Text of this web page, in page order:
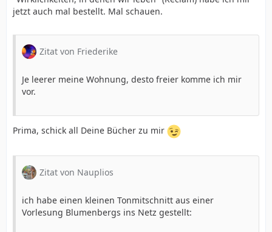
jetzt auch mal bestellt. Mal schauen.
Zitat von Friederike
Je leerer meine Wohnung, desto freier komme ich mir
vor.
Prima, schick all Deine Bücher zu mir
Zitat von Nauplios
ich habe einen kleinen Tonmitschnitt aus einer
Vorlesung Blumenbergs ins Netz gestellt: